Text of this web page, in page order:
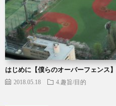
はじめに【僕らのオーバーフェンス】
2018.05.18 4.趣旨/目的